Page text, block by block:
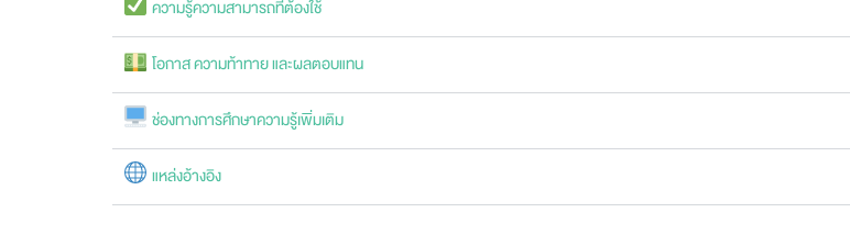
ความรู้ความสามารถที่ต้องใช้
โอกาส ความท้าทาย และผลตอบแทน
ช่องทางการศึกษาความรู้เพิ่มเติม
แหล่งอ้างอิง